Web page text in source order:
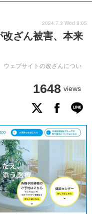
ざん被害、本来
ェブサイトの改ざんについ
1648 views
2024.7.3 Wed 8:05